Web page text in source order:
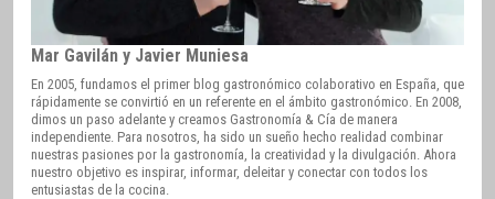
Mar Gavilán y Javier Muniesa
En 2005, fundamos el primer blog gastronómico colaborativo en España, que
rápidamente se convirtió en un referente en el ámbito gastronómico. En 2008,
dimos un paso adelante y creamos Gastronomía & Cía de manera
independiente. Para nosotros, ha sido un sueño hecho realidad combinar
nuestras pasiones por la gastronomía, la creatividad y la divulgación. Ahora
nuestro objetivo es inspirar, informar, deleitar y conectar con todos los
entusiastas de la cocina.